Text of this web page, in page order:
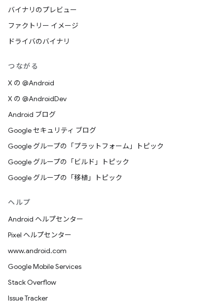
バイナリのプレビュー
ファクトリー イメージ
ドライバのバイナリ
つながる
X の @Android
X の @AndroidDev
Android ブログ
Google セキュリティ ブログ
Google グループの「プラットフォーム」トピック
Google グループの「ビルド」トピック
Google グループの「移植」トピック
ヘルプ
Android ヘルプセンター
Pixel ヘルプセンター
www.android.com
Google Mobile Services
Stack Overflow
Issue Tracker